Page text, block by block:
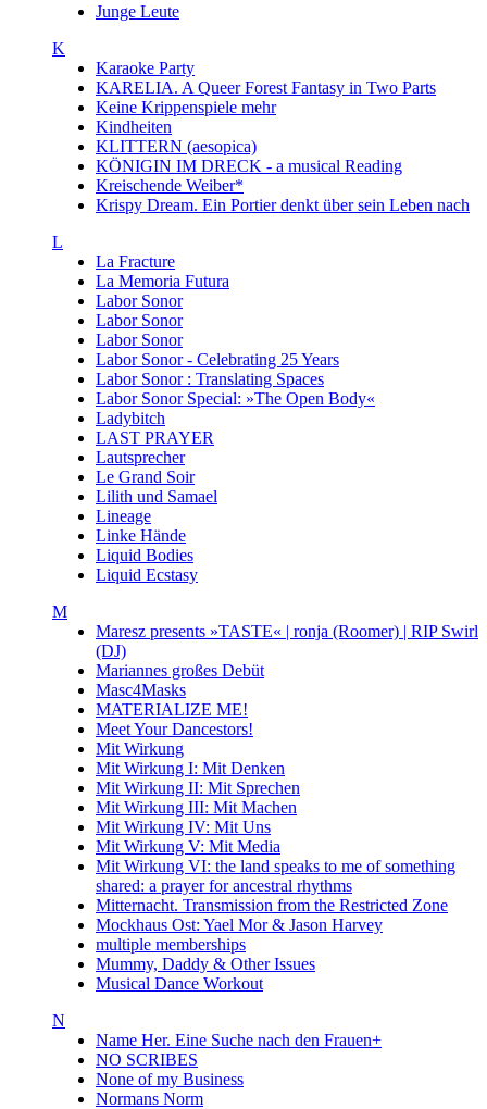
Junge Leute
K
Karaoke Party
KARELIA. A Queer Forest Fantasy in Two Parts
Keine Krippenspiele mehr
Kindheiten
KLITTERN (aesopica)
KÖNIGIN IM DRECK - a musical Reading
Kreischende Weiber*
Krispy Dream. Ein Portier denkt über sein Leben nach
L
La Fracture
La Memoria Futura
Labor Sonor
Labor Sonor
Labor Sonor
Labor Sonor - Celebrating 25 Years
Labor Sonor : Translating Spaces
Labor Sonor Special: »The Open Body«
Ladybitch
LAST PRAYER
Lautsprecher
Le Grand Soir
Lilith und Samael
Lineage
Linke Hände
Liquid Bodies
Liquid Ecstasy
M
Maresz presents »TASTE« | ronja (Roomer) | RIP Swirl
(DJ)
Mariannes großes Debüt
Masc4Masks
MATERIALIZE ME!
Meet Your Dancestors!
Mit Wirkung
Mit Wirkung I: Mit Denken
Mit Wirkung II: Mit Sprechen
Mit Wirkung III: Mit Machen
Mit Wirkung IV: Mit Uns
Mit Wirkung V: Mit Media
Mit Wirkung VI: the land speaks to me of something
shared: a prayer for ancestral rhythms
Mitternacht. Transmission from the Restricted Zone
Mockhaus Ost: Yael Mor & Jason Harvey
multiple memberships
Mummy, Daddy & Other Issues
Musical Dance Workout
N
Name Her. Eine Suche nach den Frauen+
NO SCRIBES
None of my Business
Normans Norm